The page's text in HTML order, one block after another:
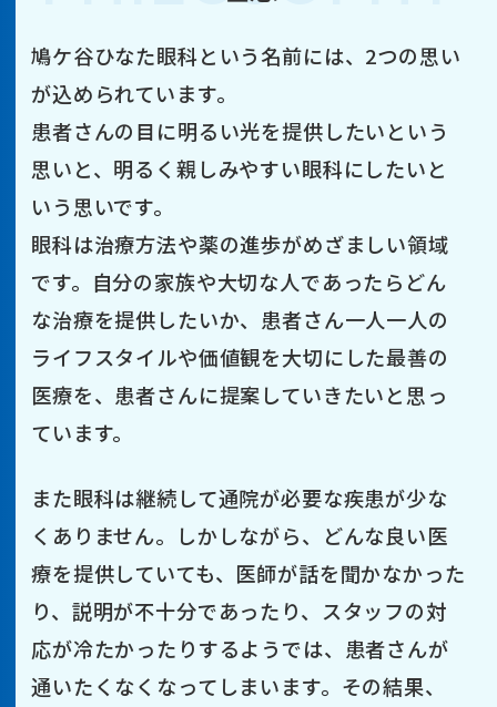
鳩ケ谷ひなた眼科という名前には、2つの思い
が込められています。
患者さんの目に明るい光を提供したいという
思いと、明るく親しみやすい眼科にしたいと
いう思いです。
眼科は治療方法や薬の進歩がめざましい領域
です。自分の家族や大切な人であったらどん
な治療を提供したいか、患者さん一人一人の
ライフスタイルや価値観を大切にした最善の
医療を、患者さんに提案していきたいと思っ
ています。
また眼科は継続して通院が必要な疾患が少な
くありません。しかしながら、どんな良い医
療を提供していても、医師が話を聞かなかった
り、説明が不十分であったり、スタッフの対
応が冷たかったりするようでは、患者さんが
通いたくなくなってしまいます。その結果、